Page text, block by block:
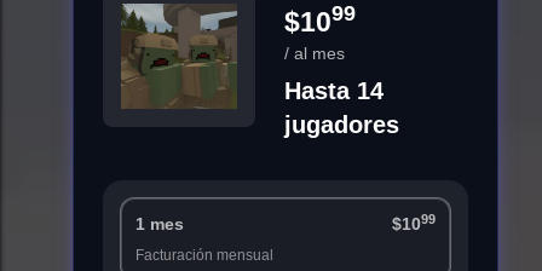
$1099
/ al mes
Hasta 14
jugadores
1 mes $1099
Facturación mensual